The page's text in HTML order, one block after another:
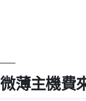
微薄主機費